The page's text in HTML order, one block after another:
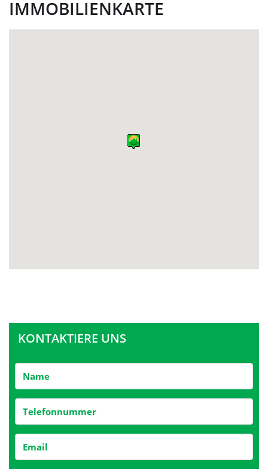
IMMOBILIENKARTE
KONTAKTIERE UNS